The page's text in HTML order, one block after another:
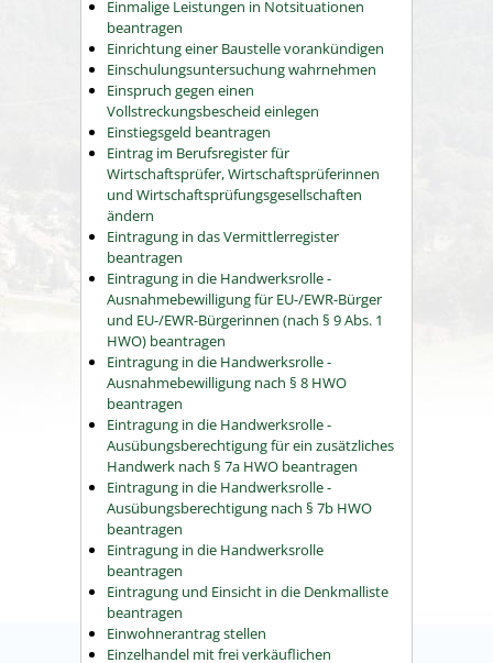
Einmalige Leistungen in Notsituationen
beantragen
Einrichtung einer Baustelle vorankündigen
Einschulungsuntersuchung wahrnehmen
Einspruch gegen einen
Vollstreckungsbescheid einlegen
Einstiegsgeld beantragen
Eintrag im Berufsregister für
Wirtschaftsprüfer, Wirtschaftsprüferinnen
und Wirtschaftsprüfungsgesellschaften
ändern
Eintragung in das Vermittlerregister
beantragen
Eintragung in die Handwerksrolle -
Ausnahmebewilligung für EU-/EWR-Bürger
und EU-/EWR-Bürgerinnen (nach § 9 Abs. 1
HWO) beantragen
Eintragung in die Handwerksrolle -
Ausnahmebewilligung nach § 8 HWO
beantragen
Eintragung in die Handwerksrolle -
Ausübungsberechtigung für ein zusätzliches
Handwerk nach § 7a HWO beantragen
Eintragung in die Handwerksrolle -
Ausübungsberechtigung nach § 7b HWO
beantragen
Eintragung in die Handwerksrolle
beantragen
Eintragung und Einsicht in die Denkmalliste
beantragen
Einwohnerantrag stellen
Einzelhandel mit frei verkäuflichen